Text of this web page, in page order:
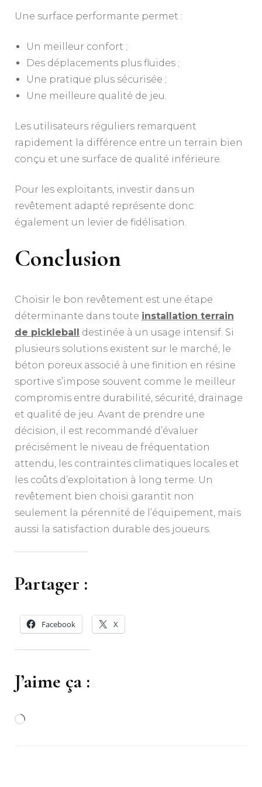
Une surface performante permet :
Un meilleur confort ;
Des déplacements plus fluides ;
Une pratique plus sécurisée ;
Une meilleure qualité de jeu.
Les utilisateurs réguliers remarquent
rapidement la différence entre un terrain bien
conçu et une surface de qualité inférieure.
Pour les exploitants, investir dans un
revêtement adapté représente donc
également un levier de fidélisation.
Conclusion
Choisir le bon revêtement est une étape
déterminante dans toute installation terrain
de pickleball destinée à un usage intensif. Si
plusieurs solutions existent sur le marché, le
béton poreux associé à une finition en résine
sportive s’impose souvent comme le meilleur
compromis entre durabilité, sécurité, drainage
et qualité de jeu. Avant de prendre une
décision, il est recommandé d’évaluer
précisément le niveau de fréquentation
attendu, les contraintes climatiques locales et
les coûts d’exploitation à long terme. Un
revêtement bien choisi garantit non
seulement la pérennité de l’équipement, mais
aussi la satisfaction durable des joueurs.
Partager :
Facebook X
J’aime ça :
Chargement…